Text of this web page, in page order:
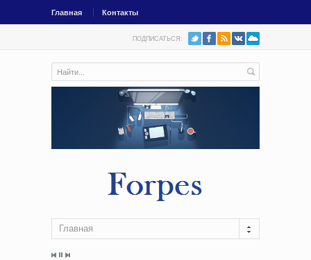
Главная Контакты
ПОДПИСАТЬСЯ:
Главная